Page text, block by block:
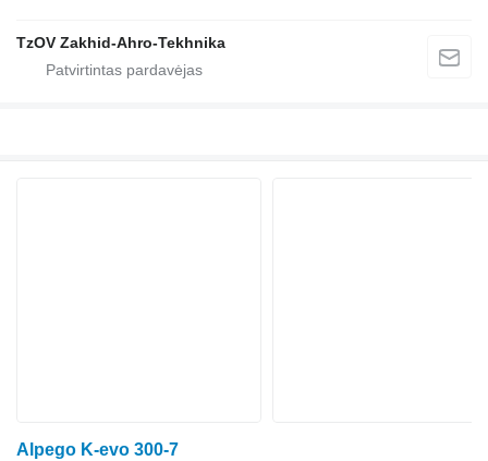
TzOV Zakhid-Ahro-Tekhnika
Alpego K-evo 300-7